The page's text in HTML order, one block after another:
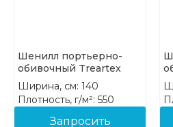
Шенилл портьерно-
обивочный Treartex
8212-38
Ширина, см: 140
Плотность, г/м²: 550
Запросить